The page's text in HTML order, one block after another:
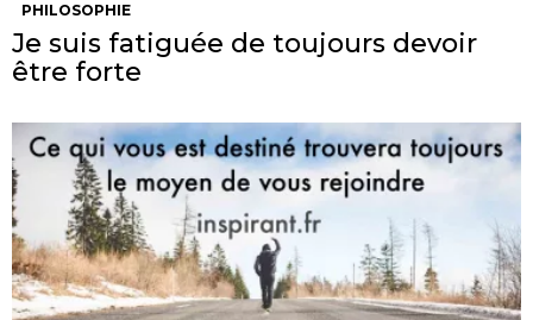
PHILOSOPHIE
Je suis fatiguée de toujours devoir
être forte